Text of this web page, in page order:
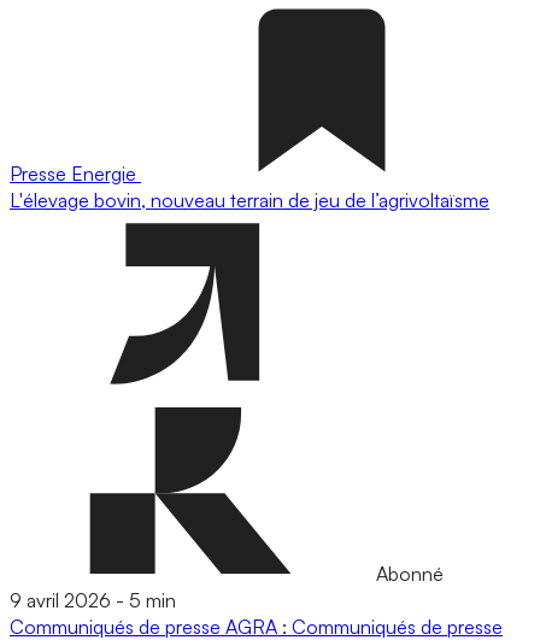
Presse Energie
L'élevage bovin, nouveau terrain de jeu de l’agrivoltaïsme
Abonné
9 avril 2026 - 5 min
Communiqués de presse AGRA : Communiqués de presse